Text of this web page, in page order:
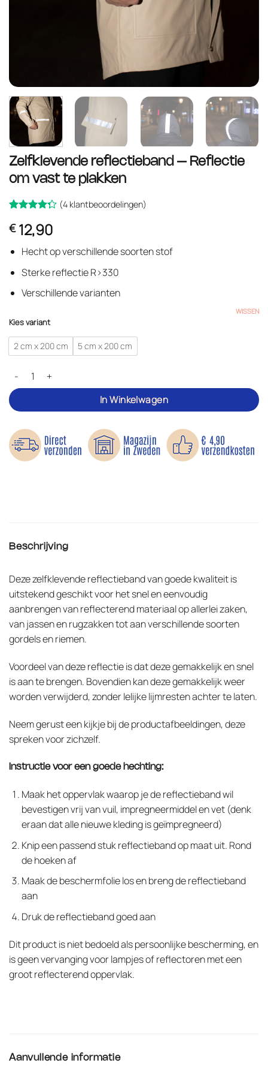
Zelfklevende reflectieband – Reflectie
om vast te plakken
4.25op
gebaseerd
klant
waarderingen
(4klantbeoordelingen)
€12,90
Hecht op verschillende soorten stof
SterkereflectieR>330
Verschillende varianten
Kies variant
2 cm x 200 cm 5 cm x 200 cm
WISSEN
Zelfklevende reflectieband - Reflectie om vast te plakken aantal
In Winkelwagen
Beschrijving
Deze zelfklevende reflectieband van goede kwaliteit is
uitstekend geschikt voor het snel en eenvoudig
aanbrengen van reflecterend materiaal op allerlei zaken,
van jassen en rugzakken tot aan verschillende soorten
gordels en riemen.
Voordeel van deze reflectie is dat deze gemakkelijk en snel
is aan te brengen. Bovendien kan deze gemakkelijk weer
worden verwijderd, zonder lelijke lijmresten achter te laten.
Neem gerust een kijkje bij de productafbeeldingen, deze
spreken voor zichzelf.
Instructie voor een goede hechting:
Maak het oppervlak waarop je de reflectieband wil
bevestigen vrij van vuil, impregneermiddel en vet (denk
eraan dat alle nieuwe kleding is geïmpregneerd)
Knip een passend stuk reflectieband op maat uit. Rond
de hoeken af
Maak de beschermfolie los en breng de reflectieband
aan
Druk de reflectieband goed aan
Dit product is niet bedoeld als persoonlijke bescherming, en
is geen vervanging voor lampjes of reflectoren met een
groot reflecterend oppervlak.
Aanvullende informatie